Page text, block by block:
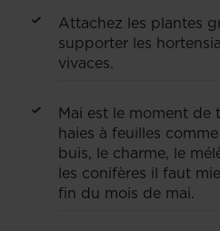
Attachez les plantes
supporter les
vivaces.
Mai est le moment de
haies à feuilles
buis, le charme, le
les conifères il faut
fin du mois de mai.